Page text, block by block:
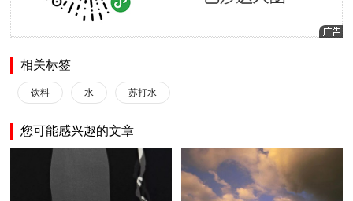
相关标签
饮料 水 苏打水
您可能感兴趣的文章